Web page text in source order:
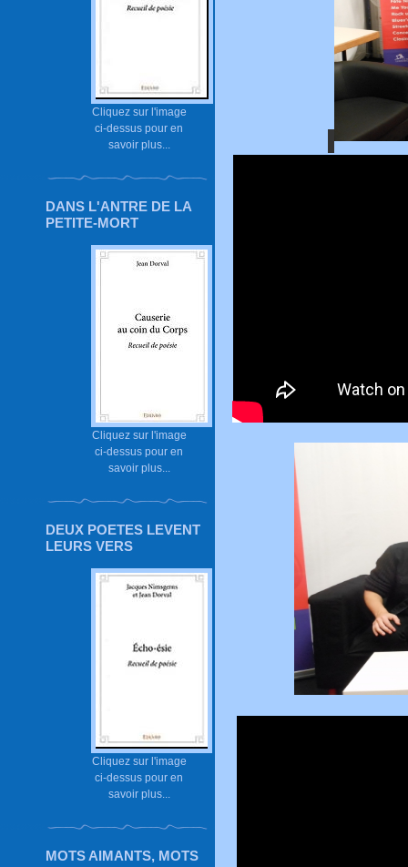
Cliquez sur l'image
ci-dessus pour en
savoir plus...
DANS L'ANTRE DE LA
PETITE-MORT
Cliquez sur l'image
ci-dessus pour en
savoir plus...
DEUX POETES LEVENT
LEURS VERS
Cliquez sur l'image
ci-dessus pour en
savoir plus...
MOTS AIMANTS, MOTS